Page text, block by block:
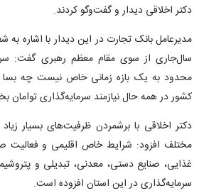
دکتر اخلاقی دیدار و گفت‌و‌گو کردند.
مدیرعامل بانک تجارت در این دیدار با اشاره به
سال‌جاری از سوی مقام معظم رهبری گفت:
محدود به یک بازه زمانی خاص نیست چه
کشور در همه حال نیازمند سرمایه‌گذاری
دکتر اخلاقی با برشمردن ظرفیت‌های بسیار
مختلف افزود: شرایط خاص اقلیمی و فعالیت
غذایی، صنایع دستی، معدنی، تبدیلی و
سرمایه‌گذاری در این استان افزوده است.